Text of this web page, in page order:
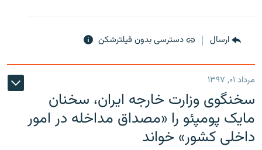
ارسال دسترسی بدون فیلترشکن
مرداد ۰۱, ۱۳۹۷
سخنگوی وزارت خارجه ایران، سخنان
مایک پومپئو را «مصداق مداخله در امور
داخلی کشور» خواند